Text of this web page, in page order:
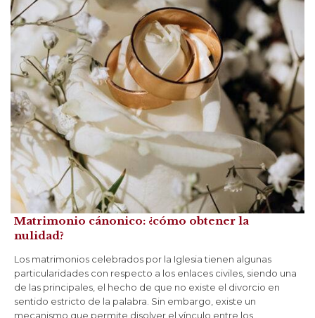
Matrimonio cánonico: ¿cómo obtener la
nulidad?
Los matrimonios celebrados por la Iglesia tienen algunas
particularidades con respecto a los enlaces civiles, siendo una
de las principales, el hecho de que no existe el divorcio en
sentido estricto de la palabra. Sin embargo, existe un
mecanismo que permite disolver el vínculo entre los